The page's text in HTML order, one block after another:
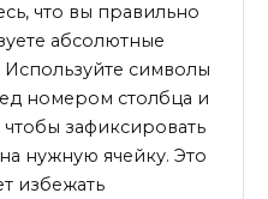
что вы правильно
абсолютные
Используйте символы
номером столбца и
чтобы зафиксировать
нужную ячейку. Это
избежать